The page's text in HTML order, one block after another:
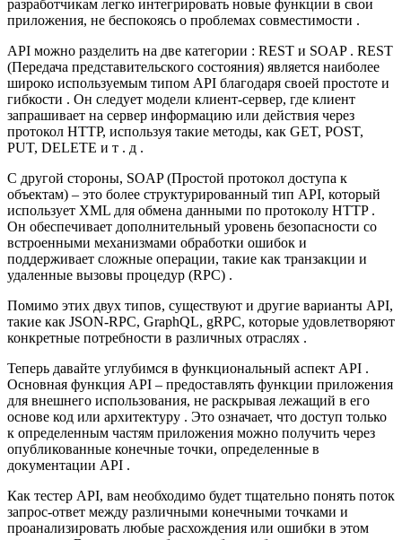
разработчикам легко интегрировать новые функции в свои
приложения, не беспокоясь о проблемах совместимости .
API можно разделить на две категории : REST и SOAP . REST
(Передача представительского состояния) является наиболее
широко используемым типом API благодаря своей простоте и
гибкости . Он следует модели клиент-сервер, где клиент
запрашивает на сервер информацию или действия через
протокол HTTP, используя такие методы, как GET, POST,
PUT, DELETE и т . д .
С другой стороны, SOAP (Простой протокол доступа к
объектам) – это более структурированный тип API, который
использует XML для обмена данными по протоколу HTTP .
Он обеспечивает дополнительный уровень безопасности со
встроенными механизмами обработки ошибок и
поддерживает сложные операции, такие как транзакции и
удаленные вызовы процедур (RPC) .
Помимо этих двух типов, существуют и другие варианты API,
такие как JSON-RPC, GraphQL, gRPC, которые удовлетворяют
конкретные потребности в различных отраслях .
Теперь давайте углубимся в функциональный аспект API .
Основная функция API – предоставлять функции приложения
для внешнего использования, не раскрывая лежащий в его
основе код или архитектуру . Это означает, что доступ только
к определенным частям приложения можно получить через
опубликованные конечные точки, определенные в
документации API .
Как тестер API, вам необходимо будет тщательно понять поток
запрос-ответ между различными конечными точками и
проанализировать любые расхождения или ошибки в этом